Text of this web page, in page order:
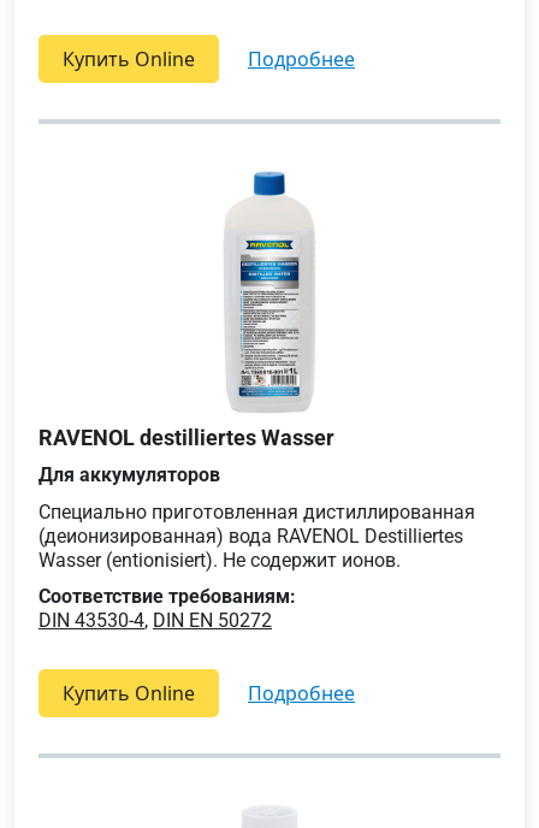
Купить Online подробнее
RAVENOL destilliertes Wasser
Для аккумуляторов
Специально приготовленная дистиллированная
(деионизированная) вода RAVENOL Destilliertes
Wasser (entionisiert). Не содержит ионов.
Соответствие требованиям:
DIN 43530-4, DIN EN 50272
Купить Online подробнее